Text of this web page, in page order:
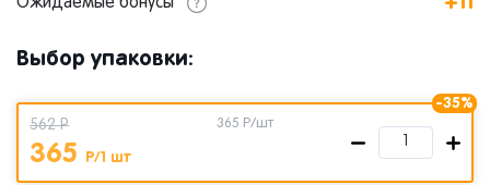
Ожидаемые бонусы
Выбор упаковки:
-35%
562 Р
365 Р/1 шт
365 Р/шт